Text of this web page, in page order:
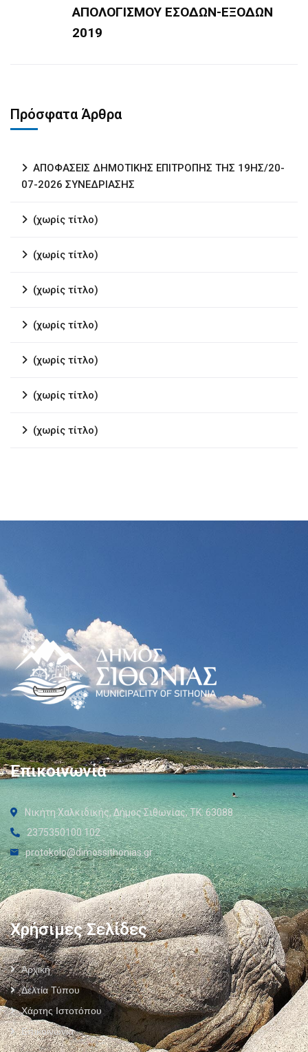
ΑΠΟΛΟΓΙΣΜΟΥ ΕΣΟΔΩΝ-ΕΞΟΔΩΝ
2019
Πρόσφατα Άρθρα
ΑΠΟΦΑΣΕΙΣ ΔΗΜΟΤΙΚΗΣ ΕΠΙΤΡΟΠΗΣ ΤΗΣ 19ΗΣ/20-
07-2026 ΣΥΝΕΔΡΙΑΣΗΣ
(χωρίς τίτλο)
(χωρίς τίτλο)
(χωρίς τίτλο)
(χωρίς τίτλο)
(χωρίς τίτλο)
(χωρίς τίτλο)
(χωρίς τίτλο)
Επικοινωνία
Νικήτη Χαλκιδικής, Δήμος Σιθωνίας, ΤΚ: 63088
2375350100 102
protokolo@dimossithonias.gr
Χρήσιμες Σελίδες
Αρχική
Δελτία Τύπου
Χάρτης Ιστοτόπου
Επικοινωνία